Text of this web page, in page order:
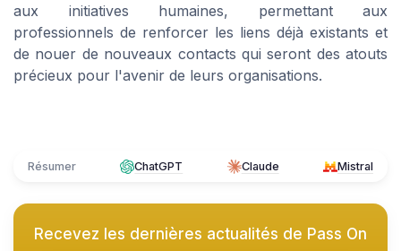
aux initiatives humaines, permettant aux
professionnels de renforcer les liens déjà existants et
de nouer de nouveaux contacts qui seront des atouts
précieux pour l'avenir de leurs organisations.
Résumer ChatGPT Claude Mistral
Recevez les dernières actualités de Pass On